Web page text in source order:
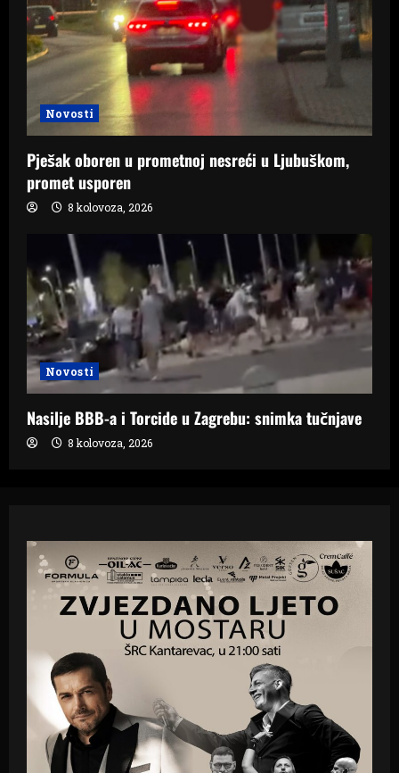
Novosti
Pješak oboren u prometnoj nesreći u Ljubuškom,
promet usporen
8 kolovoza, 2026
Novosti
Nasilje BBB-a i Torcide u Zagrebu: snimka tučnjave
8 kolovoza, 2026